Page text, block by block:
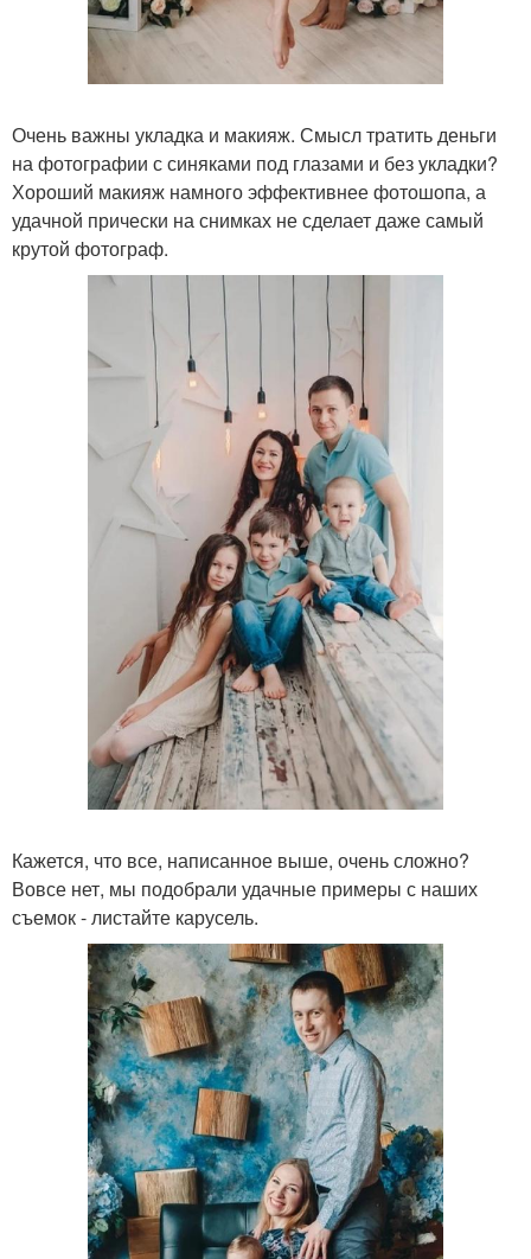
Очень важны укладка и макияж. Смысл тратить деньги
на фотографии с синяками под глазами и без укладки?
Хороший макияж намного эффективнее фотошопа, а
удачной прически на снимках не сделает даже самый
крутой фотограф.
Кажется, что все, написанное выше, очень сложно?
Вовсе нет, мы подобрали удачные примеры с наших
съемок - листайте карусель.